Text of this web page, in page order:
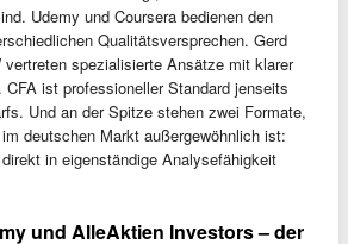
Udemy und Coursera bedienen den
Qualitätsversprechen. Gerd
vertreten spezialisierte Ansätze mit klarer
CFA ist professioneller Standard jenseits
Und an der Spitze stehen zwei Formate,
deutschen Markt außergewöhnlich ist:
in eigenständige Analysefähigkeit
und AlleAktien Investors – der